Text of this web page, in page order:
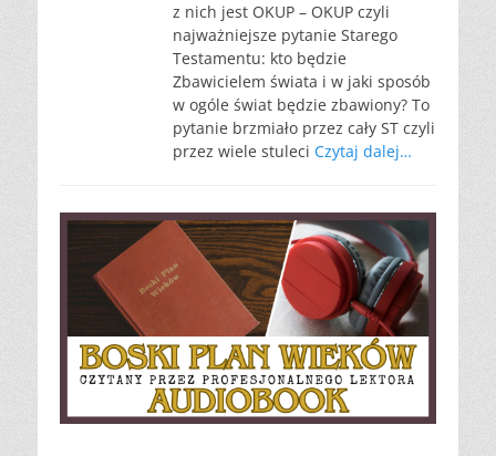
z nich jest OKUP – OKUP czyli
najważniejsze pytanie Starego
Testamentu: kto będzie
Zbawicielem świata i w jaki sposób
w ogóle świat będzie zbawiony? To
pytanie brzmiało przez cały ST czyli
przez wiele stuleci Czytaj dalej…